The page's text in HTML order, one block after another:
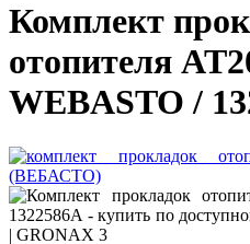
Комплект
отопителя
WEBASTO /